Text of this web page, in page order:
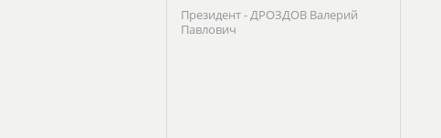
Президент - ДРОЗДОВ Валерий
Павлович